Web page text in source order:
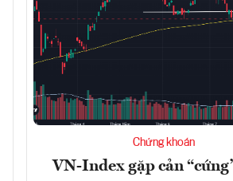
Chứng khoán
VN-Index gặp cản